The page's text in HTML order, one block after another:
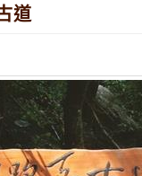
道